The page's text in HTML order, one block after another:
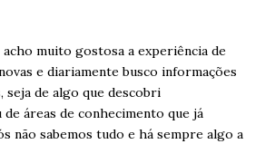
muito gostosa a experiência de
e diariamente busco informações
seja de algo que descobri
áreas de conhecimento que já
não sabemos tudo e há sempre algo a